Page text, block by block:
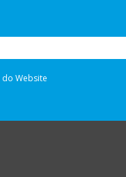
do Website